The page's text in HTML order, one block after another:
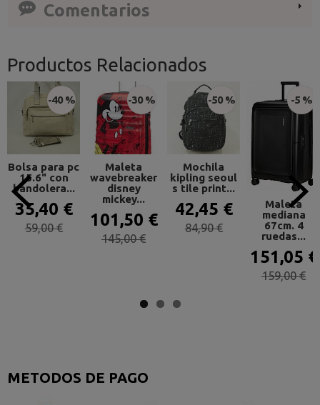
METODOS DE PAGO
Comentarios
Productos Relacionados
-40 %
Bolsa para pc
15.6" con
bandolera...
35,40 €
59,00 €
-30 %
Maleta
wavebreaker
disney
mickey...
101,50 €
145,00 €
-50 %
Mochila
kipling seoul
s tile print...
42,45 €
84,90 €
-5 %
Maleta
mediana
67cm. 4
ruedas...
151,05 €
159,00 €